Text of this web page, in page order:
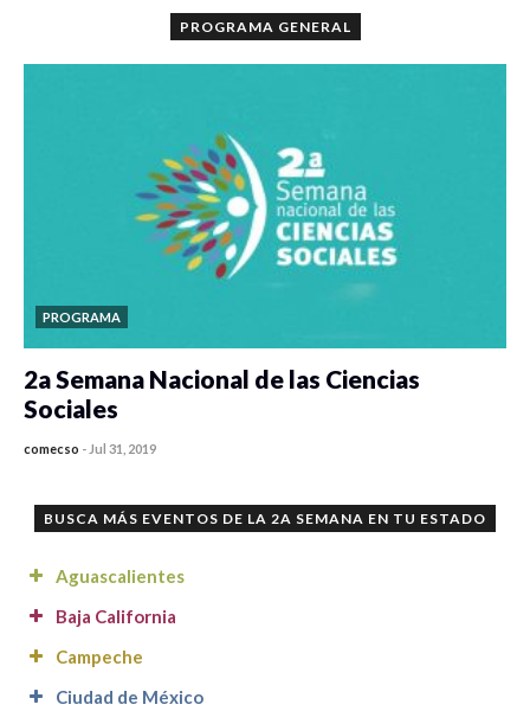
PROGRAMA GENERAL
PROGRAMA
2a Semana Nacional de las Ciencias
Sociales
comecso - Jul 31, 2019
BUSCA MÁS EVENTOS DE LA 2A SEMANA EN TU ESTADO
Aguascalientes
Universidad Autónoma de Aguascalientes (UAA)
Centro de Ciencias Sociales y Humanidades (UAA)
Baja California
Universidad Autónoma de Baja California (UABC),
Campeche
Ciudad de México